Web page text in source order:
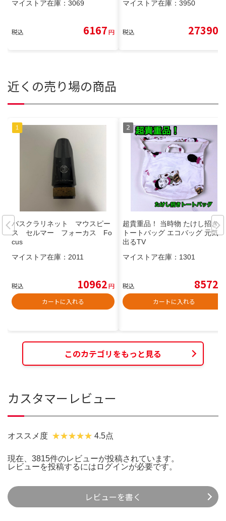
マイストア在庫： 3069
税込 6167円
マイストア在庫： 3950
税込 27390
近くの売り場の商品
バスクラリネット マウスピー
ス セルマー フォーカス Fo
cus
マイストア在庫： 2011
税込 10962円
カートに入れる
超貴重品！ 当時物 たけし招き
トートバッグ エコバッグ 元気が
出るTV
マイストア在庫： 1301
税込 8572
カートに入れる
このカテゴリをもっと見る
カスタマーレビュー
オススメ度 4.5点
現在、3815件のレビューが投稿されています。
レビューを投稿するには ログインが必要です。
レビューを書く